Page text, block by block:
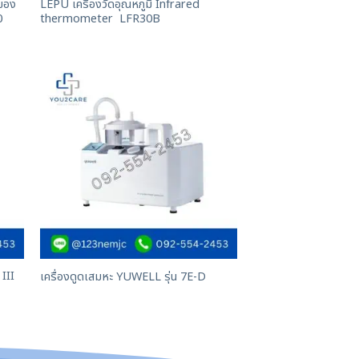
ง
LEPU เครื่องวัดอุณหภูมิ Infrared
thermometer LFR30B
III เครื่องดูดเสมหะ YUWELL รุ่น 7E-D